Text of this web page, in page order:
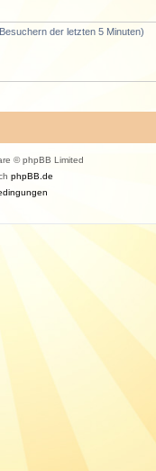
der letzten 5 Minuten)
© phpBB Limited
phpBB.de